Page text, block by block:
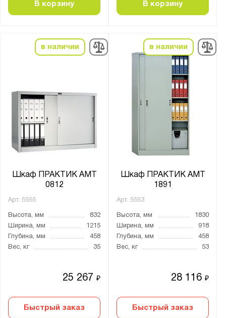
В корзину В корзину
в наличии
Шкаф ПРАКТИК AMT
0812
Арт. 5555
Высота, мм
832
Ширина, мм
1215
Глубина, мм
458
Вес, кг
35
25 267₽
Быстрый заказ
в наличии
Шкаф ПРАКТИК AMT
1891
Арт. 5553
Высота, мм
1830
Ширина, мм
918
Глубина, мм
458
Вес, кг
53
28 116₽
Быстрый заказ